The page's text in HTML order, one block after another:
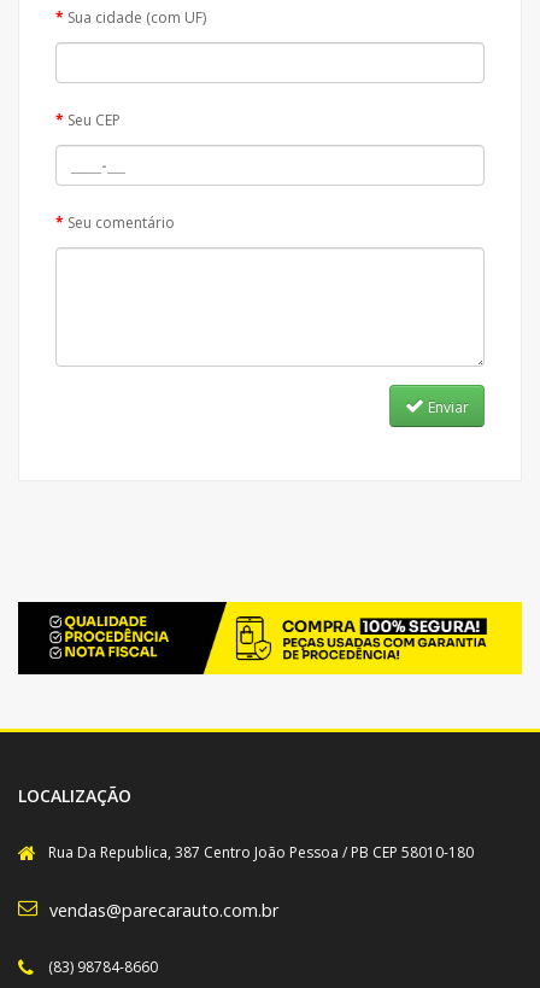
Sua cidade (com UF)
Seu CEP
Seu comentário
Enviar
LOCALIZAÇÃO
Rua Da Republica, 387 Centro João Pessoa / PB CEP 58010-180
vendas@parecarauto.com.br
(83) 98784-8660